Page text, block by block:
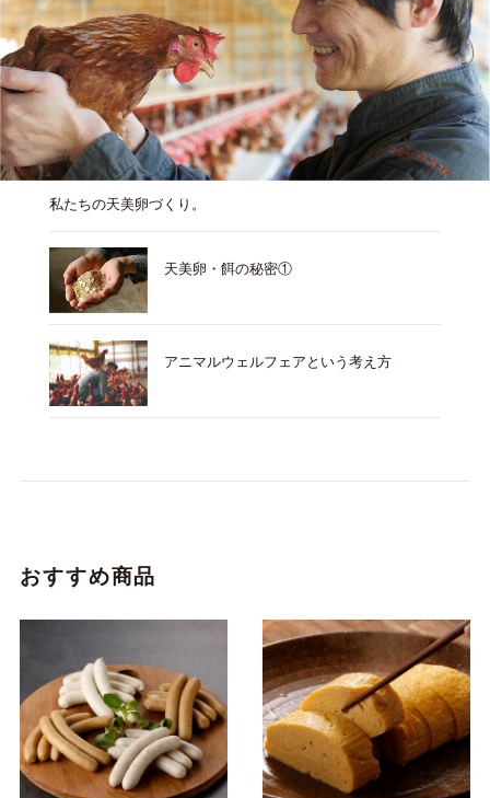
私たちの天美卵づくり。
天美卵・餌の秘密①
アニマルウェルフェアという考え方
おすすめ商品